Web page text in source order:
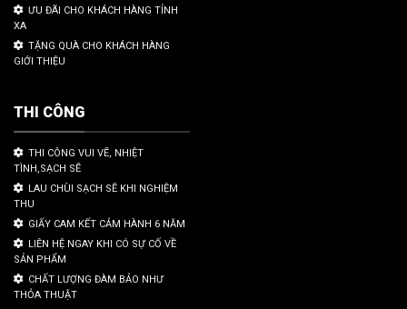
ƯU ĐÃI CHO KHÁCH HÀNG TỈNH
XA
TẶNG QUÀ CHO KHÁCH HÀNG
GIỚI THIỆU
THI CÔNG
THI CÔNG VUI VẼ, NHIỆT
TÌNH,SẠCH SẼ
LAU CHÙI SẠCH SẼ KHI NGHIỆM
THU
GIẤY CAM KẾT CẢM HÀNH 6 NĂM
LIÊN HỆ NGAY KHI CÓ SỰ CỐ VỀ
SẢN PHẨM
CHẤT LƯỢNG ĐÀM BẢO NHƯ
THỎA THUẬT